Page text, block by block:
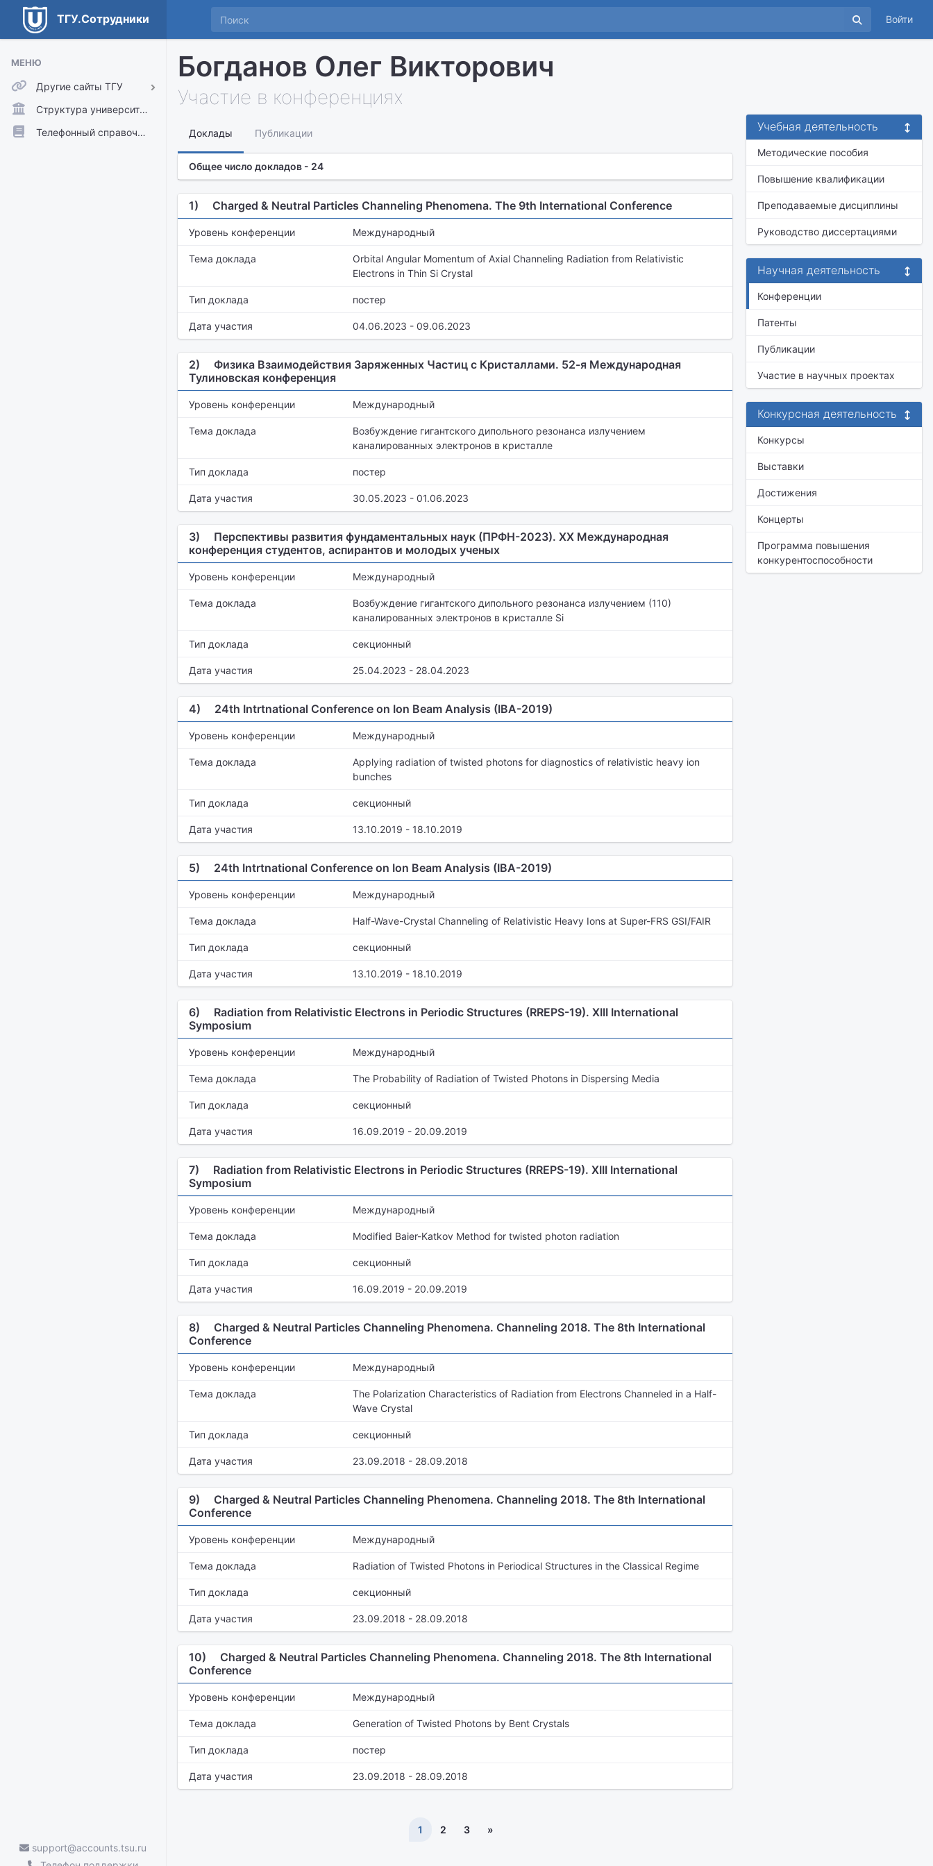
ТГУ.Сотрудники Войти
МЕНЮ
Другие сайты ТГУ
ТГУ.Аккаунты
ТГУ.Расписание
Структура университета
Телефонный справочник
support@accounts.tsu.ru
Богданов Олег Викторович
Участие в конференциях
Доклады Публикации
Общее число докладов - 24
1) Charged & Neutral Particles Channeling Phenomena. The 9th International Conference
Уровень конференции Международный
Тема доклада
Orbital Angular Momentum of Axial Channeling Radiation from Relativistic
Electrons in Thin Si Crystal
Тип доклада постер
Дата участия 04.06.2023 - 09.06.2023
2)
Физика Взаимодействия Заряженных Частиц с Кристаллами. 52-я Международная
Тулиновская конференция
Уровень конференции Международный
Тема доклада
Возбуждение гигантского дипольного резонанса излучением
каналированных электронов в кристалле
Тип доклада постер
Дата участия 30.05.2023 - 01.06.2023
3)
Перспективы развития фундаментальных наук (ПРФН-2023). XX Международная
конференция студентов, аспирантов и молодых ученых
Уровень конференции Международный
Тема доклада
Возбуждение гигантского дипольного резонанса излучением (110)
каналированных электронов в кристалле Si
Тип доклада секционный
Дата участия 25.04.2023 - 28.04.2023
4) 24th Intrtnational Conference on Ion Beam Analysis (IBA-2019)
Уровень конференции Международный
Тема доклада
Applying radiation of twisted photons for diagnostics of relativistic heavy ion
bunches
Тип доклада секционный
Дата участия 13.10.2019 - 18.10.2019
5) 24th Intrtnational Conference on Ion Beam Analysis (IBA-2019)
Уровень конференции Международный
Тема доклада Half-Wave-Crystal Channeling of Relativistic Heavy Ions at Super-FRS GSI/FAIR
Тип доклада секционный
Дата участия 13.10.2019 - 18.10.2019
6)
Radiation from Relativistic Electrons in Periodic Structures (RREPS-19). XIII International
Symposium
Уровень конференции Международный
Тема доклада The Probability of Radiation of Twisted Photons in Dispersing Media
Тип доклада секционный
Дата участия 16.09.2019 - 20.09.2019
7)
Radiation from Relativistic Electrons in Periodic Structures (RREPS-19). XIII International
Symposium
Уровень конференции Международный
Тема доклада Modified Baier-Katkov Method for twisted photon radiation
Тип доклада секционный
Дата участия 16.09.2019 - 20.09.2019
8)
Charged & Neutral Particles Channeling Phenomena. Channeling 2018. The 8th International
Conference
Уровень конференции Международный
Тема доклада
The Polarization Characteristics of Radiation from Electrons Channeled in a Half-
Wave Crystal
Тип доклада секционный
Дата участия 23.09.2018 - 28.09.2018
9)
Charged & Neutral Particles Channeling Phenomena. Channeling 2018. The 8th International
Conference
Уровень конференции Международный
Тема доклада Radiation of Twisted Photons in Periodical Structures in the Classical Regime
Тип доклада секционный
Дата участия 23.09.2018 - 28.09.2018
10)
Charged & Neutral Particles Channeling Phenomena. Channeling 2018. The 8th International
Conference
Уровень конференции Международный
Тема доклада Generation of Twisted Photons by Bent Crystals
Тип доклада постер
Дата участия 23.09.2018 - 28.09.2018
1 2 3 »
Учебная деятельность
Методические пособия
Повышение квалификации
Преподаваемые дисциплины
Руководство диссертациями
Научная деятельность
Конференции
Патенты
Публикации
Участие в научных проектах
Конкурсная деятельность
Конкурсы
Выставки
Достижения
Концерты
Программа повышения
конкурентоспособности